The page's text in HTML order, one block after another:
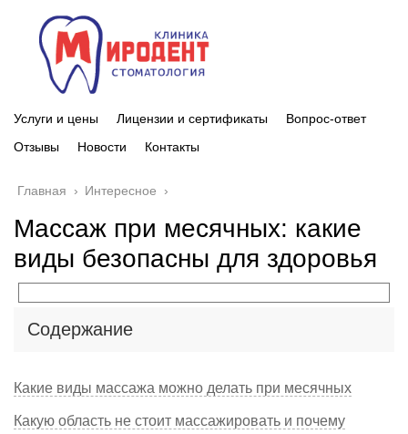
Услуги и цены Лицензии и сертификаты
Вопрос-ответ
Отзывы
Новости Контакты
Главная › Интересное ›
Массаж при месячных: какие
виды безопасны для здоровья
Содержание
Какие виды массажа можно делать при месячных
Какую область не стоит массажировать и почему